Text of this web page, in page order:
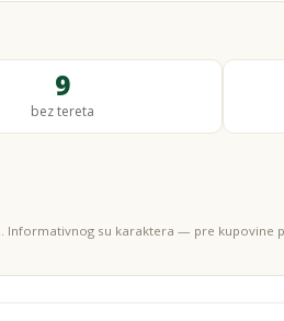
9
bez tereta
su karaktera — pre kupovine